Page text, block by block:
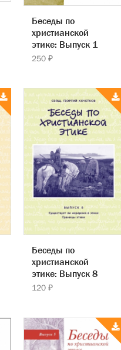
Беседы по
христианской
этике: Выпуск 1
250 ₽
Беседы по
христианской
этике: Выпуск 8
120 ₽